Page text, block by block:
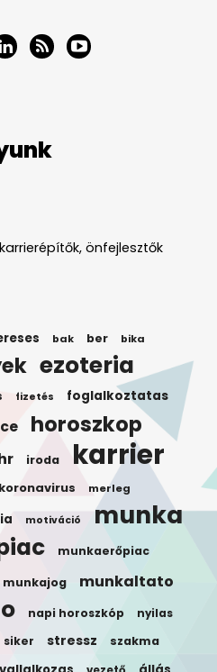
önfejlesztők
bak ber bika
ezoteria
fizetés foglalkoztatas
horoszkop
iroda karrier
koronavirus merleg
motiváció munka
munkaerőpiac
munkajog munkaltato
napi horoszkóp nyilas
siker stressz szakma